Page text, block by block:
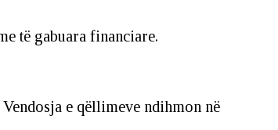
të gabuara financiare.
e qëllimeve ndihmon në